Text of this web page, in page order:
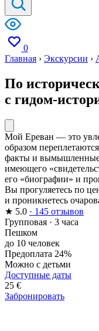
0
Главная › Экскурсии ›
По
с гидом-
Мой Ереван — это
образом
факты и
имеющего
его «биографии» и
Вы прогуляетесь по
и проникнетесь
★ 5.0 · 145 отзывов
Групповая · 3 часа
Пешком
до 10 человек
Предоплата 24%
Можно с детьми
Доступные даты
25 €
Забронировать